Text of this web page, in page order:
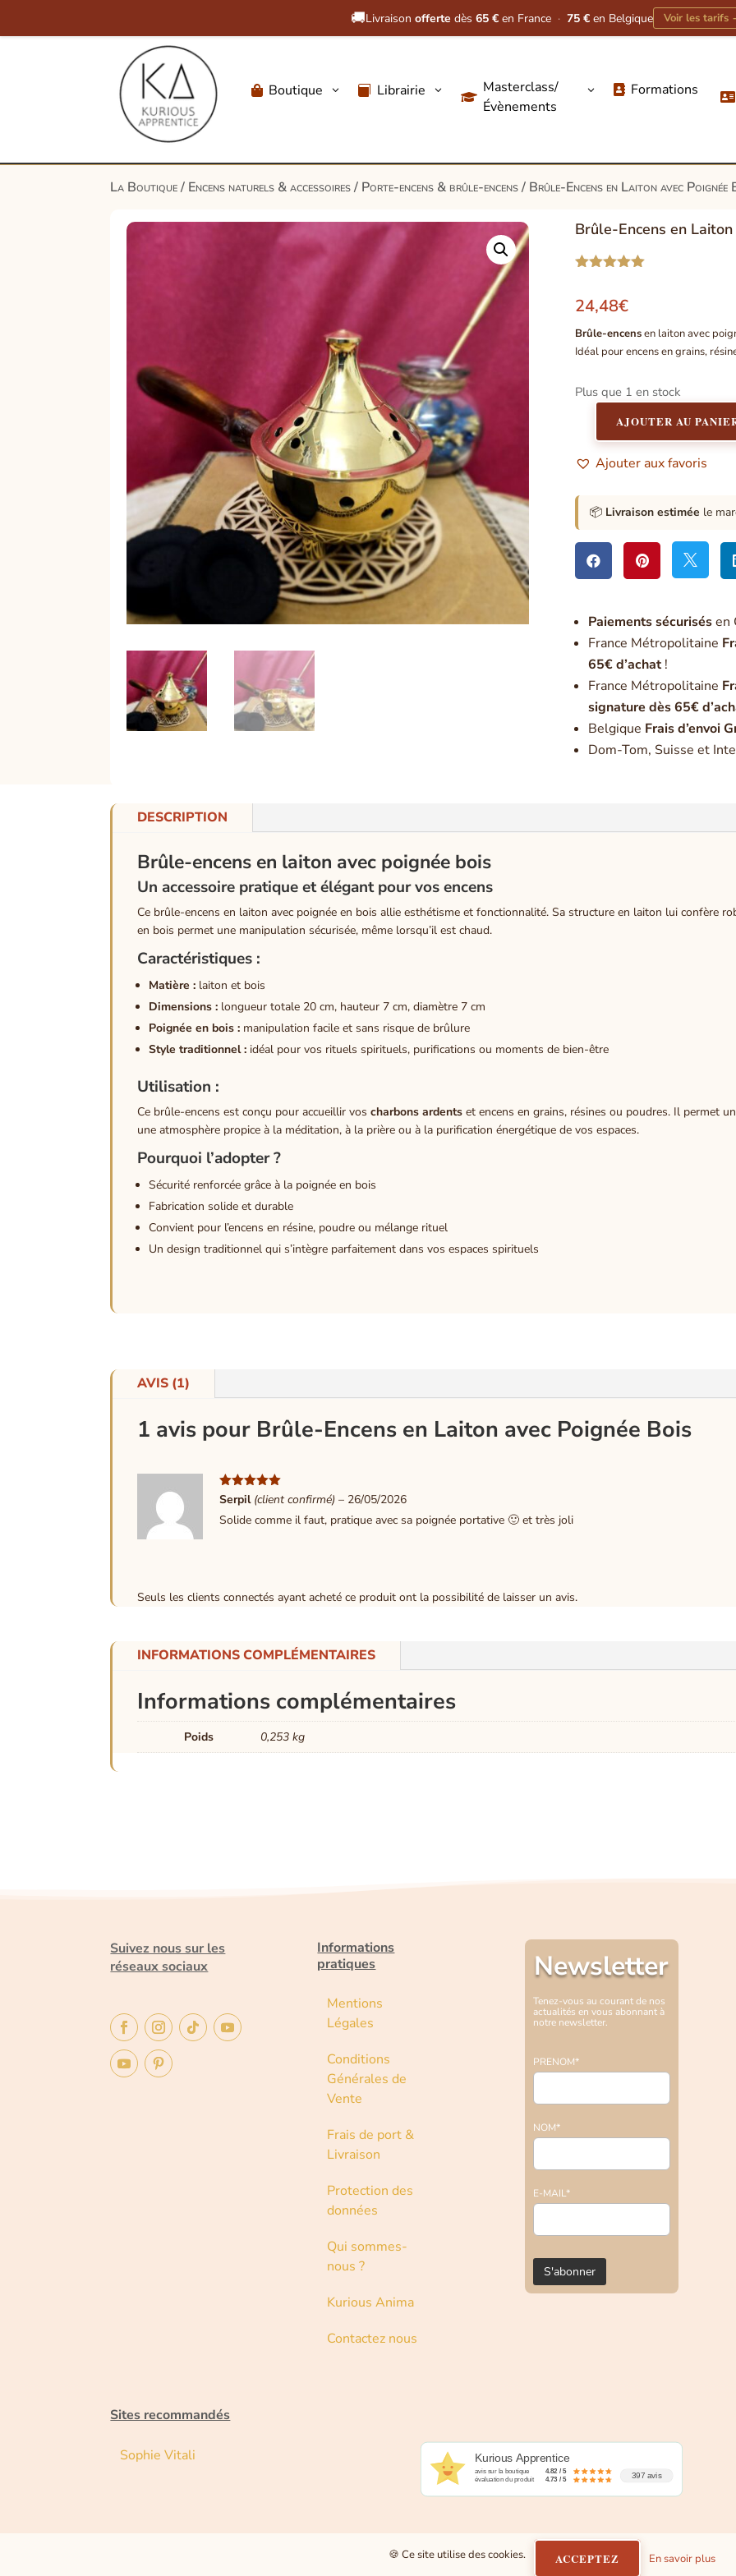
🚚Livraison offerte dès 65 € en France · 75 € en Belgique Voir les tarifs
 Boutique 3  Librairie 3

Masterclass/
Évènements
3  Formations 
La Boutique/ Encens naturels & accessoires/ Porte-encens & brûle-encens/ Brûle-Encens en Laiton avec Poignée
Brûle-Encens en
basé sur
client
24,48€
Brûle-encensen laiton avec
Idéal pour encens en grains,
Plus que 1 en stock
quantité
Brûle-
en
Laiton
avec
Poignée
Bois
AJOUTER AU
Ajouter aux favoris
📦 Livraison estimée le
  
Paiements sécurisésen
France Métropolitaine
65€ d’achat!
France Métropolitaine
signature dès 65€
Belgique Frais d’envoi
Dom-Tom, Suisse et
DESCRIPTION
Brûle-encens en laiton avec poignée bois
Un accessoire pratique et élégant pour vos encens
Ce brûle-encens en laiton avec poignée en bois allie esthétisme et fonctionnalité. Sa structure en laiton lui confère
en bois permet une manipulation sécurisée, même lorsqu’il est chaud.
Caractéristiques :
Matière : laiton et bois
Dimensions : longueur totale 20 cm, hauteur 7 cm, diamètre 7 cm
Poignée en bois : manipulation facile et sans risque de brûlure
Style traditionnel : idéal pour vos rituels spirituels, purifications ou moments de bien-être
Utilisation :
Ce brûle-encens est conçu pour accueillir voscharbons ardents et encens en grains, résines ou poudres. Il permet
une atmosphère propice à la méditation, à la prière ou à la purification énergétique de vos espaces.
Pourquoi l’adopter ?
Sécurité renforcée grâce à la poignée en bois
Fabrication solide et durable
Convient pour l’encens en résine, poudre ou mélange rituel
Un design traditionnel qui s’intègre parfaitement dans vos espaces spirituels
AVIS (1)
1 avis pour Brûle-Encens en Laiton avec Poignée Bois
Note5 sur
Serpil (client confirmé) – 26/05/2026
Solide comme il faut, pratique avec sa poignée portative 🙂 et très joli
Seuls les clients connectés ayant acheté ce produit ont la possibilité de laisser un avis.
INFORMATIONS COMPLÉMENTAIRES
Informations complémentaires
Poids 0,253 kg
Suivez nous sur les
réseaux sociaux
Informations
pratiques
Mentions
Légales
Conditions
Générales de
Vente
Frais de port &
Livraison
Protection des
données
Qui sommes-
nous ?
Kurious Anima
Contactez nous
Newsletter
Tenez-vous au courant de nos
actualités en vous abonnant à
notre newsletter.
PRENOM*
NOM*
E-MAIL*
Sites recommandés
Sophie Vitali Kurious Apprentice
avis sur la boutique 4.82 / 5
évaluation du produit 4.73 / 5 397 avis
🍪 Ce site utilise des cookies. ACCEPTEZ En savoir plus